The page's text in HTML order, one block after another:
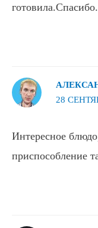
готовила.Спасибо.
28
Интересное
приспособление